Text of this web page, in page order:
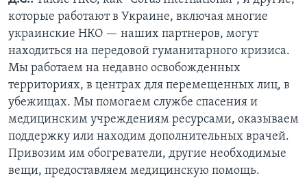
которые работают в Украине, включая многие
украинские НКО — наших партнеров, могут
находиться на передовой гуманитарного кризиса.
Мы работаем на недавно освобожденных
территориях, в центрах для перемещенных лиц, в
убежищах. Мы помогаем службе спасения и
медицинским учреждениям ресурсами, оказываем
поддержку или находим дополнительных врачей.
Привозим им обогреватели, другие необходимые
вещи, предоставляем медицинскую помощь.